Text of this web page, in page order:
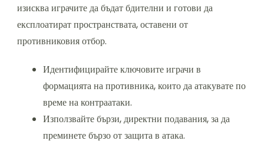
изисква играчите да бъдат бдителни и готови да
експлоатират пространствата, оставени от
противниковия отбор.
Идентифицирайте ключовите играчи в
формацията на противника, които да атакувате по
време на контраатаки.
Използвайте бързи, директни подавания, за да
преминете бързо от защита в атака.